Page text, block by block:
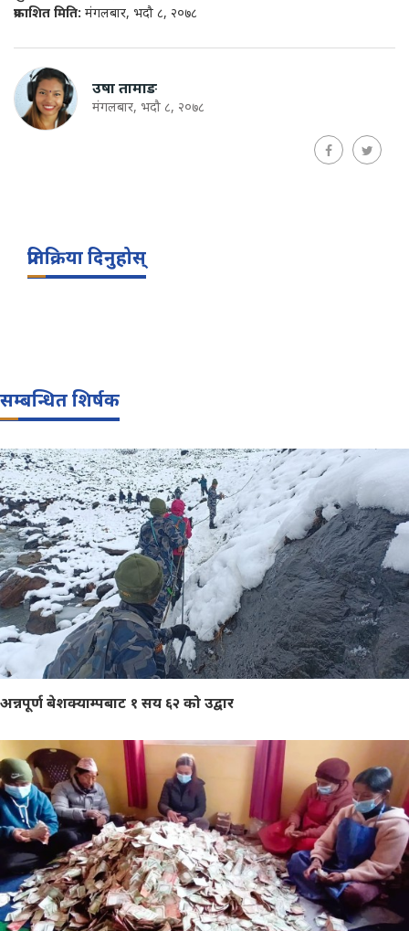
प्रकाशित मिति: मंगलबार, भदौ ८, २०७८
उषा तामाङ
मंगलबार, भदौ ८, २०७८
प्रतिक्रिया दिनुहोस्
सम्बन्धित शिर्षक
अन्नपूर्ण बेशक्याम्पबाट १ सय ६२ को उद्वार